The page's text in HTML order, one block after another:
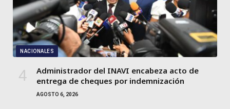
NACIONALES
Administrador del INAVI encabeza acto de
entrega de cheques por indemnización
AGOSTO 6, 2026